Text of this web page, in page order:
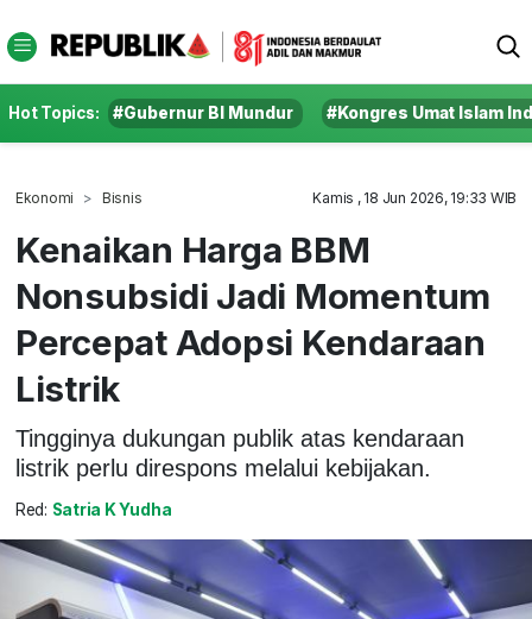
Hot Topics: #Gubernur BI Mundur #Kongres Umat Islam
Ekonomi Bisnis Kamis , 18 Jun 2026, 19:33 WIB
Kenaikan Harga BBM
Nonsubsidi Jadi Momentum
Percepat Adopsi Kendaraan
Listrik
Tingginya dukungan publik atas kendaraan
listrik perlu direspons melalui kebijakan.
Red: Satria K Yudha